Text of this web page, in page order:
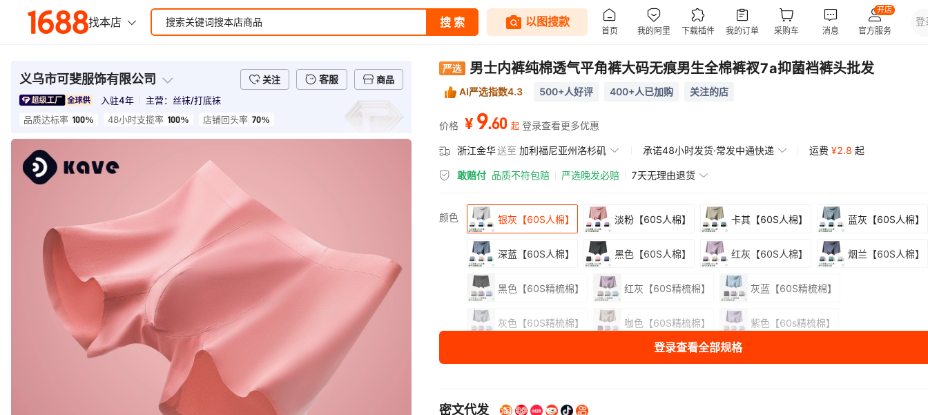
义乌市可斐服饰有限公司 关注 客服
商品
入驻4年 主营： 丝袜/打底袜
品质达标率 100% 48小时支揽率 100% 店铺回头率 70%
男士内裤纯棉透气平角裤大码无痕男生全棉裤衩7a抑菌裆裤头批发
AI严选指数4.3 500+人好评 400+人已加购 关注的店
价格 ¥ 9.60 起 登录查看更多优惠
浙江金华送至 加利福尼亚州洛杉矶 承诺48小时发货·常发中通快递 运费 ¥2.8 起
敢赔付 品质不符包赔 严选晚发必赔 7天无理由退货
颜色 银灰【60S人棉】 淡粉【60S人棉】 卡其【60S人棉】 蓝灰【60S人棉】
深蓝【60S人棉】 黑色【60S人棉】 红灰【60S人棉】 烟兰【60S人棉】
黑色【60S精梳棉】 红灰【60S精梳棉】 灰蓝【60S精梳棉】
灰色【60S精梳棉】 咖色【60S精梳棉】 紫色【60s精梳棉】
XXXL（160-185斤）
登录查看全部规格
密文代发